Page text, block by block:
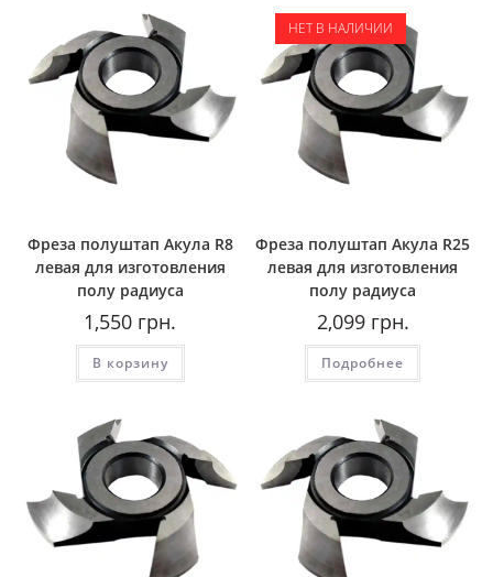
Фреза полуштап Акула R8
левая для изготовления
полу радиуса
1,550 грн.
В корзину
НЕТ В НАЛИЧИИ
Фреза полуштап Акула R25
левая для изготовления
полу радиуса
2,099грн.
Подробнее